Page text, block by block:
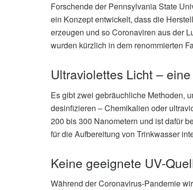
Forschende der Pennsylvania State
ein Konzept entwickelt, dass die
erzeugen und so Coronaviren aus der
wurden kürzlich in dem renommierten
Ultraviolettes Licht –
Es gibt zwei gebräuchliche Methoden,
desinfizieren – Chemikalien oder
200 bis 300 Nanometern und ist dafür
für die Aufbereitung von Trinkwasser
Keine geeignete UV-
Während der Coronavirus-Pandemie